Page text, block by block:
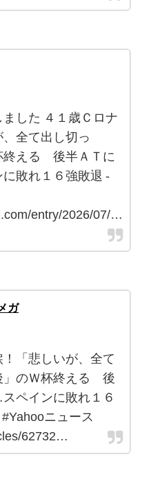
した ４１歳Ｃロナ
全て出し切っ
える 後半ＡＴに
敗れ１６強敗退 -
entry/2026/07/…
ガ
「悲しいが、全て
のＷ杯終える 後
ペインに敗れ１６
ニュース
62732…